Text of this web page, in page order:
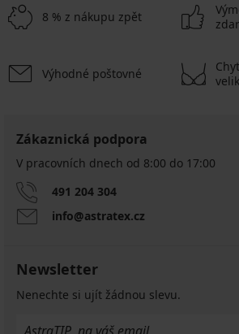
8 % z nákupu zpět
Výhodné poštovné
Zákaznická podpora
V pracovních dnech od 8:00 do 17:00
491 204 304
info@astratex.cz
Newsletter
Nenechte si ujít žádnou slevu.